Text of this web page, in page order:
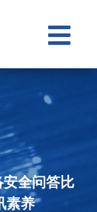

全问答比
素养